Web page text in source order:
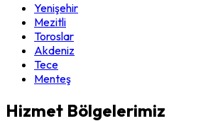
Yenişehir
Mezitli
Toroslar
Akdeniz
Tece
Menteş
Hizmet Bölgelerimiz